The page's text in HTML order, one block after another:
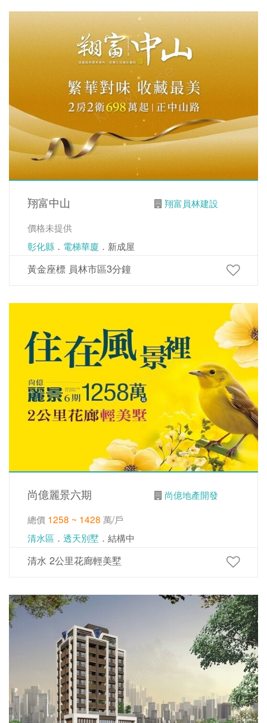
翔富中山
翔富員林建設
價格未提供
彰化縣 ． 電梯華廈 ．新成屋
黃金座標 員林市區3分鐘
尚億麗景六期
尚億地產開發
總價 1258 ~ 1428 萬/戶
清水區 ． 透天別墅 ．結構中
清水 2公里花廊輕美墅